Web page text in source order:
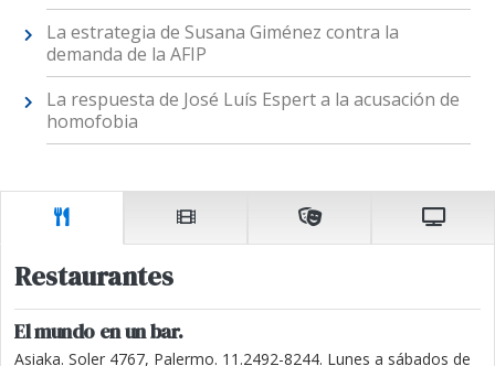
La estrategia de Susana Giménez contra la
demanda de la AFIP
La respuesta de José Luís Espert a la acusación de
homofobia
Restaurantes
El mundo en un bar.
Asiaka. Soler 4767, Palermo. 11.2492-8244. Lunes a sábados de